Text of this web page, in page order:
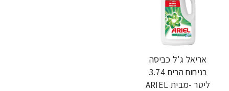
אריאל ג'ל כביסה
בניחוח הרים 3.74
ליטר -מבית ARIEL